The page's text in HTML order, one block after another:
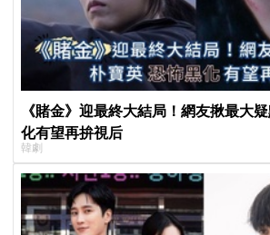
《賭金》迎最終大結局！網友揪最大
化有望再拚視后
韓劇